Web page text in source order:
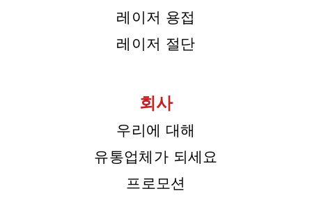
레이저 용접
레이저 절단
회사
우리에 대해
유통업체가 되세요
프로모션